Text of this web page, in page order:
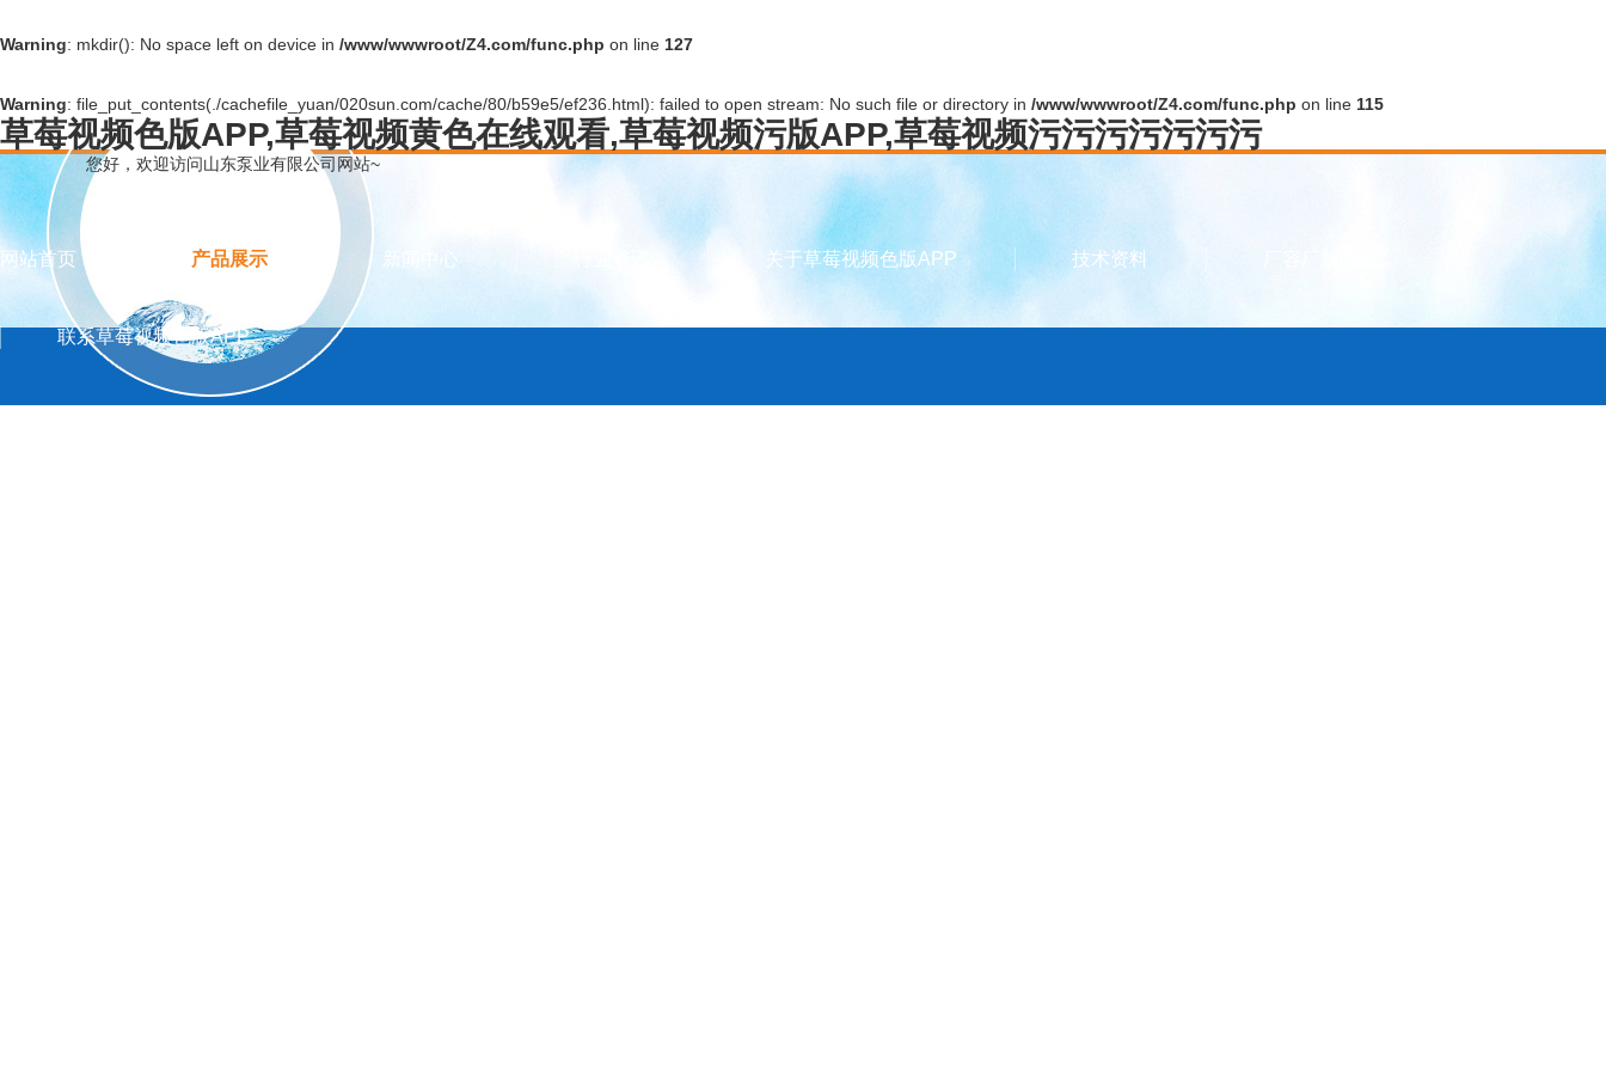
Warning: mkdir(): No space left on device in /www/wwwroot/Z4.com/func.php on line 127
Warning: file_put_contents(./cachefile_yuan/020sun.com/cache/80/b59e5/ef236.html): failed to open stream: No such file or directory in /www/wwwroot/Z4.com/func.php on line 115
草莓视频色版APP,草莓视频黄色在线观看,草莓视频污版APP,草莓视频污污污污污污污
您好，欢迎访问山东泵业有限公司网站~
网站首页 产品展示 新闻中心 关于草莓视频色版APP 技术资料
联系草莓视频色版APP